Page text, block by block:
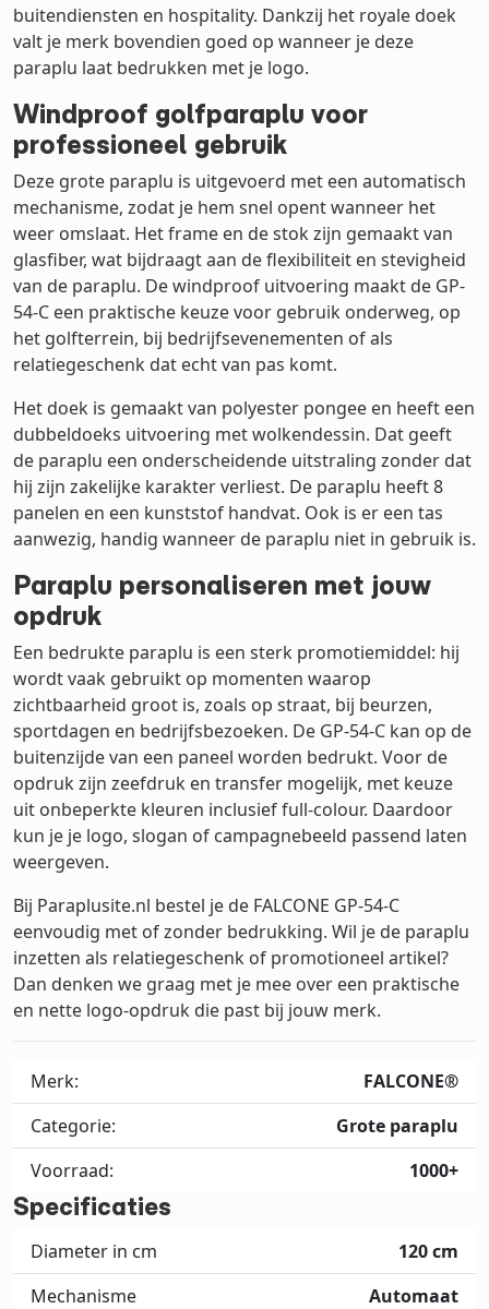
buitendiensten en hospitality. Dankzij het royale doek
valt je merk bovendien goed op wanneer je deze
paraplu laat bedrukken met je logo.
Windproof golfparaplu voor
professioneel gebruik
Deze grote paraplu is uitgevoerd met een automatisch
mechanisme, zodat je hem snel opent wanneer het
weer omslaat. Het frame en de stok zijn gemaakt van
glasfiber, wat bijdraagt aan de flexibiliteit en stevigheid
van de paraplu. De windproof uitvoering maakt de GP-
54-C een praktische keuze voor gebruik onderweg, op
het golfterrein, bij bedrijfsevenementen of als
relatiegeschenk dat echt van pas komt.
Het doek is gemaakt van polyester pongee en heeft een
dubbeldoeks uitvoering met wolkendessin. Dat geeft
de paraplu een onderscheidende uitstraling zonder dat
hij zijn zakelijke karakter verliest. De paraplu heeft 8
panelen en een kunststof handvat. Ook is er een tas
aanwezig, handig wanneer de paraplu niet in gebruik is.
Paraplu personaliseren met jouw
opdruk
Een bedrukte paraplu is een sterk promotiemiddel: hij
wordt vaak gebruikt op momenten waarop
zichtbaarheid groot is, zoals op straat, bij beurzen,
sportdagen en bedrijfsbezoeken. De GP-54-C kan op de
buitenzijde van een paneel worden bedrukt. Voor de
opdruk zijn zeefdruk en transfer mogelijk, met keuze
uit onbeperkte kleuren inclusief full-colour. Daardoor
kun je je logo, slogan of campagnebeeld passend laten
weergeven.
Bij Paraplusite.nl bestel je de FALCONE GP-54-C
eenvoudig met of zonder bedrukking. Wil je de paraplu
inzetten als relatiegeschenk of promotioneel artikel?
Dan denken we graag met je mee over een praktische
en nette logo-opdruk die past bij jouw merk.
FALCONE®
Merk:
Grote paraplu
Categorie:
1000+
Voorraad:
Specificaties
120 cm
Diameter in cm
Automaat
Mechanisme